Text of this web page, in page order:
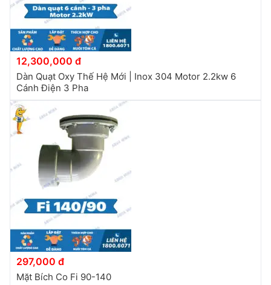
12,300,000 đ
Dàn Quạt Oxy Thế Hệ Mới | Inox 304 Motor 2.2kw 6
Cánh Điện 3 Pha
297,000 đ
Mặt Bích Co Fi 90-140